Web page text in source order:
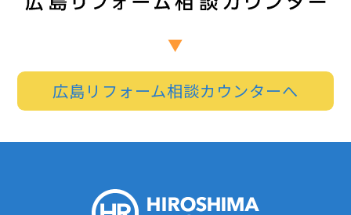
広島リフォーム相談カウンターへ